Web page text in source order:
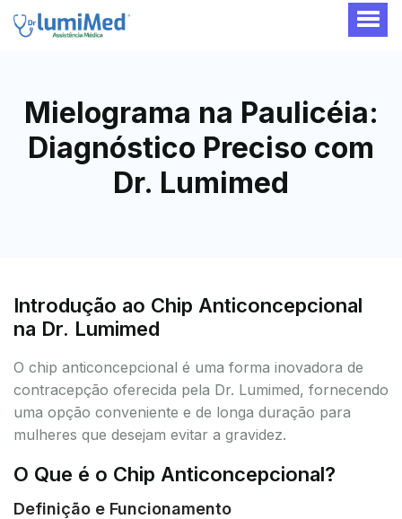
Mielograma na Paulicéia:
Diagnóstico Preciso com
Dr. Lumimed
Introdução ao Chip Anticoncepcional
na Dr. Lumimed
O chip anticoncepcional é uma forma inovadora de
contracepção oferecida pela Dr. Lumimed, fornecendo
uma opção conveniente e de longa duração para
mulheres que desejam evitar a gravidez.
O Que é o Chip Anticoncepcional?
Definição e Funcionamento